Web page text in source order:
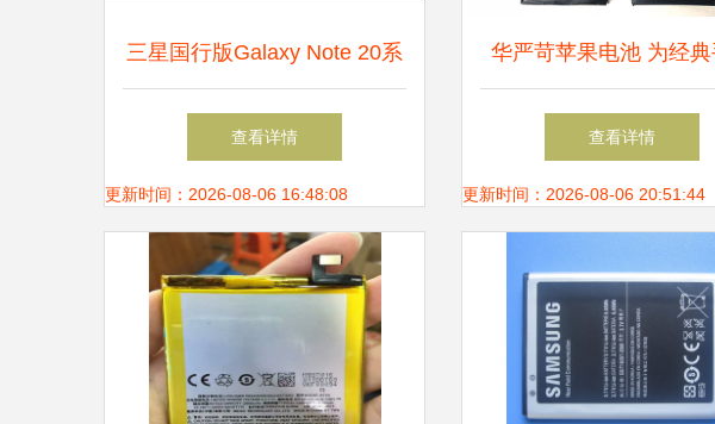
三星国行版Galaxy Note 20系
列开启预售，生态新品齐聚首
查看详情
更新时间：2026-08-06 16:48:08
华严苛苹果电池 为经
延续生命的可靠伴侣
查看详情
更新时间：2026-08-06 20:51:44